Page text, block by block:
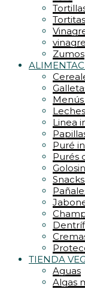
Tortitas
Zumos
Linea
Puré
Purés
TIENDA
Aguas
Algas